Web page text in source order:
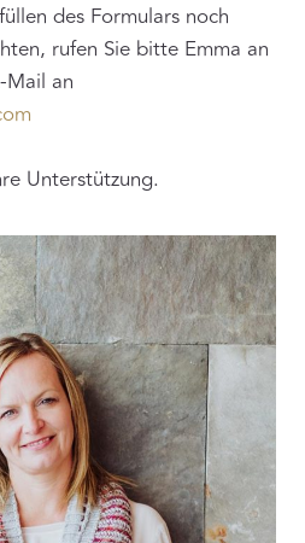
des Formulars noch
rufen Sie bitte Emma an
Mail an
Unterstützung.